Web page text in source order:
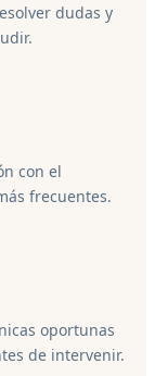
dudas y
con el
frecuentes.
oportunas
de intervenir.